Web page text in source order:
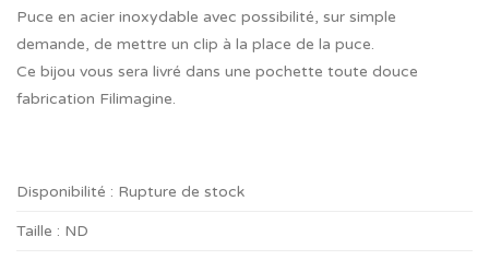
Puce en acier inoxydable avec possibilité, sur simple
demande, de mettre un clip à la place de la puce.
Ce bijou vous sera livré dans une pochette toute douce
fabrication Filimagine.
Disponibilité : Rupture de stock
Taille : ND